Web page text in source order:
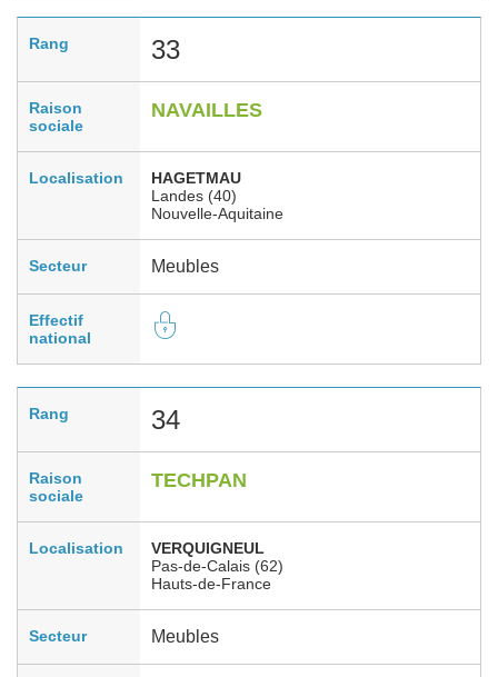
Rang 33
Raison
sociale
NAVAILLES
Localisation
HAGETMAU
Landes (40)
Nouvelle-Aquitaine
Secteur Meubles
Effectif
national
Rang 34
Raison
sociale
TECHPAN
Localisation
VERQUIGNEUL
Pas-de-Calais (62)
Hauts-de-France
Secteur Meubles